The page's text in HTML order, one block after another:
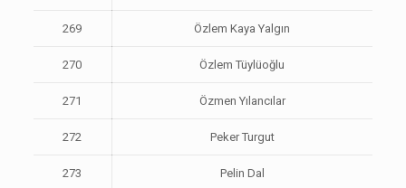
269 Özlem Kaya Yalgın
270 Özlem Tüylüoğlu
271 Özmen Yılancılar
272 Peker Turgut
273 Pelin Dal